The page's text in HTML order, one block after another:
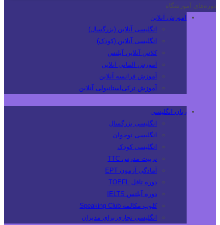
دوره‌های آموزشگاه
آموزش آنلاین
انگلیسی آنلاین (بزرگسال)
انگلیسی آنلاین (کودک)
کلاس آنلاین آیلتس
آموزش آلمانی آنلاین
آموزش فرانسه آنلاین
آموزش ترکی‌استانبولی آنلاین
زبان انگلیسی
انگلیسی بزرگسال
انگلیسی نوجوان
انگلیسی کودک
تربیت مدرس TTC
آمادگی آزمون EPT
دوره تافل TOEFL
دوره آیلتس IELTS
کلوپ مکالمه Speaking Club
انگلیسی تجاری برای مدیران